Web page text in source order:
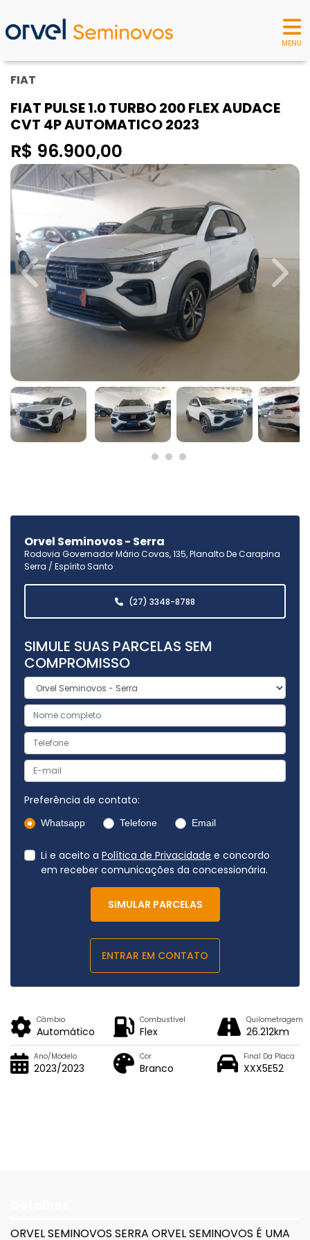
MENU
FIAT
FIAT PULSE 1.0 TURBO 200 FLEX AUDACE
CVT 4P AUTOMATICO 2023
R$ 96.900,00
Previous Next
Orvel Seminovos - Serra
Rodovia Governador Mário Covas, 135, Planalto De Carapina
Serra / Espírito Santo
(27) 3348-8788
SIMULE SUAS PARCELAS SEM
COMPROMISSO
Preferência de contato:
Whatsapp Telefone Email
Li e aceito a Política de Privacidade e concordo
em receber comunicações da concessionária.
SIMULAR PARCELAS
ENTRAR EM CONTATO
Câmbio
Automático
Combustível
Flex
Quilometragem
26.212km
Ano/Modelo
2023/2023
Cor
Branco
Final Da Placa
XXX5E52
ORVEL SEMINOVOS SERRA ORVEL SEMINOVOS É UMA